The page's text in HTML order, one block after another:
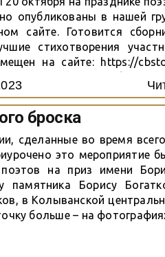
опубликованы в нашей
сайте. Готовится
стихотворения
на сайте: https://
привлёк
поэта-воина....
броска
сделанные во время
это мероприятие
на приз имени
памятника Борису
в Колыванской
больше – на